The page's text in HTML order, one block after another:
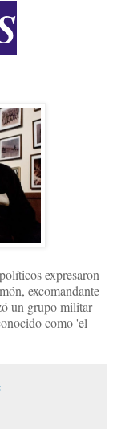
expresaron
excomandante
un grupo militar
como 'el